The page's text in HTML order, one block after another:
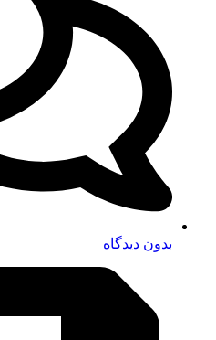
بدون دیدگاه